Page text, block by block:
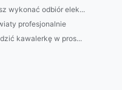
wykonać odbiór elek...
profesjonalnie
kawalerkę w pros...